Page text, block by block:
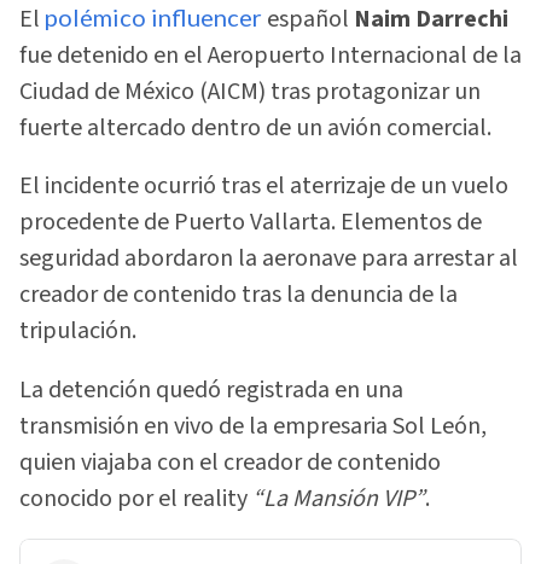
El polémico influencer español Naim Darrechi
fue detenido en el Aeropuerto Internacional de la
Ciudad de México (AICM) tras protagonizar un
fuerte altercado dentro de un avión comercial.
El incidente ocurrió tras el aterrizaje de un vuelo
procedente de Puerto Vallarta. Elementos de
seguridad abordaron la aeronave para arrestar al
creador de contenido tras la denuncia de la
tripulación.
La detención quedó registrada en una
transmisión en vivo de la empresaria Sol León,
quien viajaba con el creador de contenido
conocido por el reality “La Mansión VIP”.